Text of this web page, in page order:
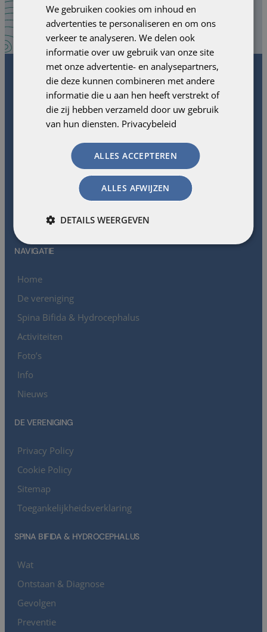
SCHRIJF JE IN!
NAVIGATIE
Home
De vereniging
Spina Bifida & Hydrocephalus
Activiteiten
Foto’s
Info
Nieuws
DE VERENIGING
Privacy Policy
Cookie Policy
Sitemap
Toegankelijkheidsverklaring
SPINA BIFIDA & HYDROCEPHALUS
Wat
Ontstaan & Diagnose
Gevolgen
Preventie
We gebruiken cookies om inhoud en
advertenties te personaliseren en om ons
verkeer te analyseren. We delen ook
informatie over uw gebruik van onze site
met onze advertentie- en analysepartners,
die deze kunnen combineren met andere
informatie die u aan hen heeft verstrekt of
die zij hebben verzameld door uw gebruik
van hun diensten. Privacybeleid
ALLES ACCEPTEREN
ALLES AFWIJZEN
DETAILS WEERGEVEN